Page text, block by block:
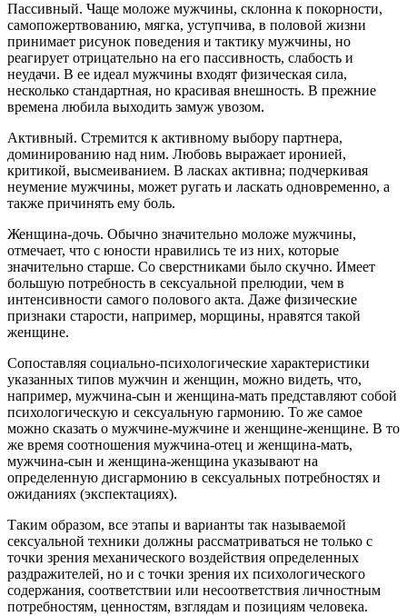
Пассивный. Чаще моложе мужчины, склонна к покорности,
самопожертвованию, мягка, уступчива, в половой жизни
принимает рисунок поведения и тактику мужчины, но
реагирует отрицательно на его пассивность, слабость и
неудачи. В ее идеал мужчины входят физическая сила,
несколько стандартная, но красивая внешность. В прежние
времена любила выходить замуж увозом.
Активный. Стремится к активному выбору партнера,
доминированию над ним. Любовь выражает иронией,
критикой, высмеиванием. В ласках активна; подчеркивая
неумение мужчины, может ругать и ласкать одновременно, а
также причинять ему боль.
Женщина-дочь. Обычно значительно моложе мужчины,
отмечает, что с юности нравились те из них, которые
значительно старше. Со сверстниками было скучно. Имеет
большую потребность в сексуальной прелюдии, чем в
интенсивности самого полового акта. Даже физические
признаки старости, например, морщины, нравятся такой
женщине.
Сопоставляя социально-психологические характеристики
указанных типов мужчин и женщин, можно видеть, что,
например, мужчина-сын и женщина-мать представляют собой
психологическую и сексуальную гармонию. То же самое
можно сказать о мужчине-мужчине и женщине-женщине. В то
же время соотношения мужчина-отец и женщина-мать,
мужчина-сын и женщина-женщина указывают на
определенную дисгармонию в сексуальных потребностях и
ожиданиях (экспектациях).
Таким образом, все этапы и варианты так называемой
сексуальной техники должны рассматриваться не только с
точки зрения механического воздействия определенных
раздражителей, но и с точки зрения их психологического
содержания, соответствии или несоответствия личностным
потребностям, ценностям, взглядам и позициям человека.